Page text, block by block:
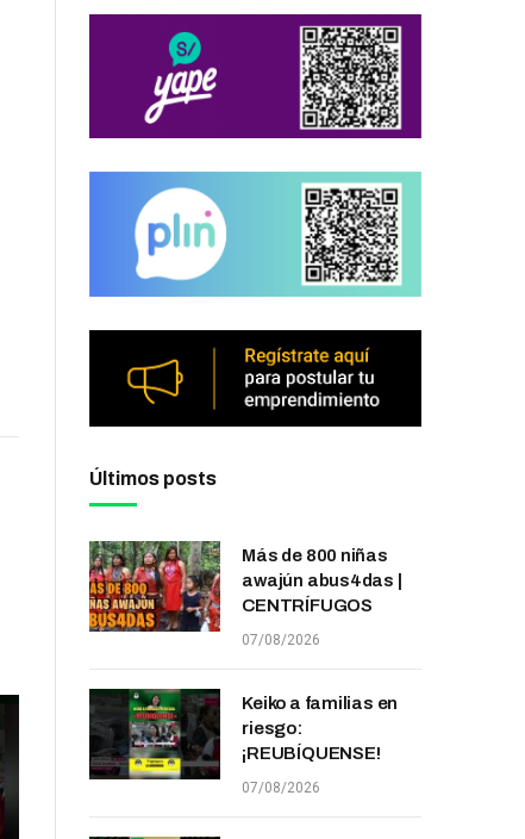
Últimos posts
Más de 800 niñas
awajún abus4das |
CENTRÍFUGOS
07/08/2026
Keiko a familias en
riesgo:
¡REUBÍQUENSE!
07/08/2026